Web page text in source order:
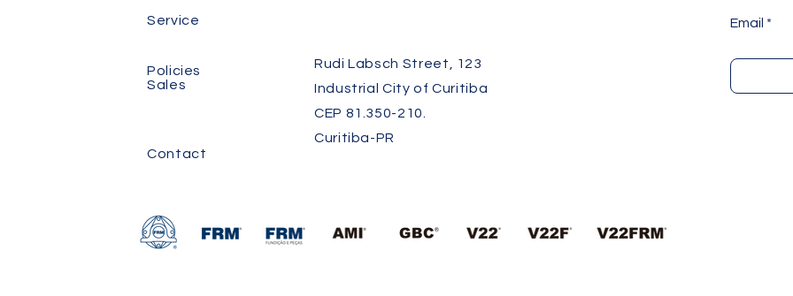
Service
Policies
Sales
Contact
Rudi Labsch Street, 123
Industrial City of Curitiba
CEP 81.350-210.
Curitiba-PR
Email